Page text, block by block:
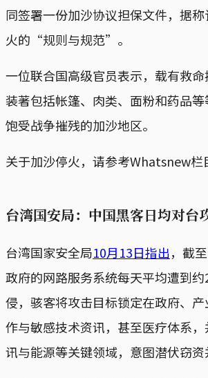
同签署一份加沙协议担保文件，据
火的“规则与规范”。
一位联合国高级官员表示，载有救命
装著包括帐篷、肉类、面粉和药品
饱受战争摧残的加沙地区。
关于加沙停火，请参考Whatsnew栏
台湾国安局：中国黑客日均对台
台湾国家安全局10月13日指出，截
政府的网路服务系统每天平均遭到
侵，骇客将攻击目标锁定在政府、
作与敏感技术资讯，甚至医疗体系
讯与能源等关键领域，意图潜伏窃资